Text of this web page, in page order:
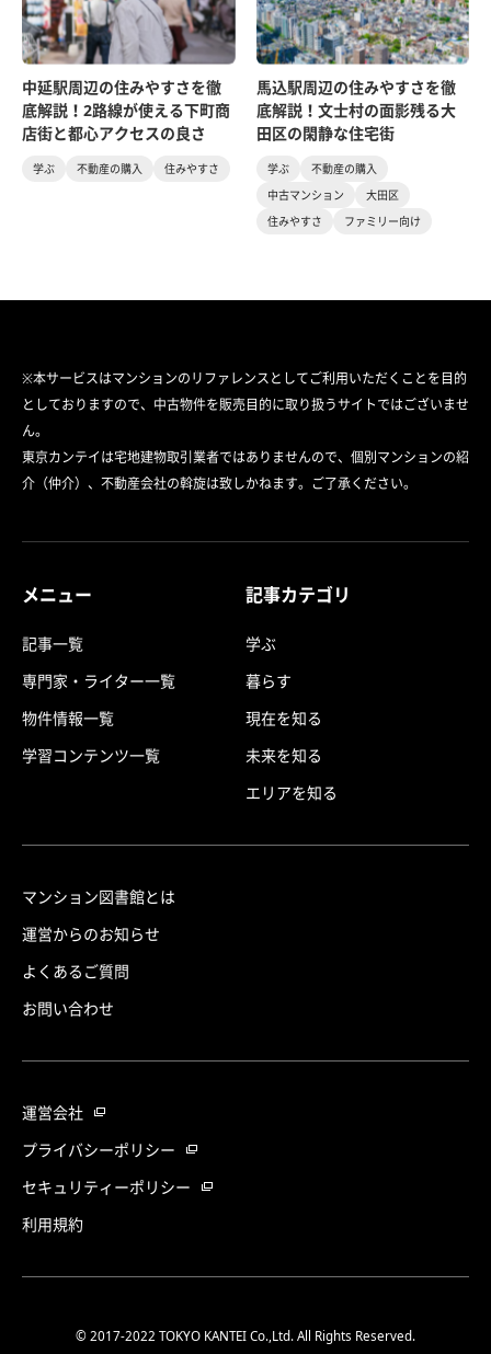
中延駅周辺の住みやすさを徹
底解説！2路線が使える下町商
店街と都心アクセスの良さ
学ぶ 不動産の購入 住みやすさ
馬込駅周辺の住みやすさを徹
底解説！文士村の面影残る大
田区の閑静な住宅街
学ぶ
不動産の購入
中古マンション
大田区
住みやすさ
ファミリー向け
※本サービスはマンションのリファレンスとしてご利用いただくことを目的
としておりますので、中古物件を販売目的に取り扱うサイトではございませ
ん。
東京カンテイは宅地建物取引業者ではありませんので、個別マンションの紹
介（仲介）、不動産会社の斡旋は致しかねます。ご了承ください。
メニュー
記事一覧
専門家・ライター一覧
物件情報一覧
学習コンテンツ一覧
記事カテゴリ
学ぶ
暮らす
現在を知る
未来を知る
エリアを知る
マンション図書館とは
運営からのお知らせ
よくあるご質問
お問い合わせ
運営会社
プライバシーポリシー
セキュリティーポリシー
利用規約
© 2017-2022 TOKYO KANTEI Co.,Ltd. All Rights Reserved.